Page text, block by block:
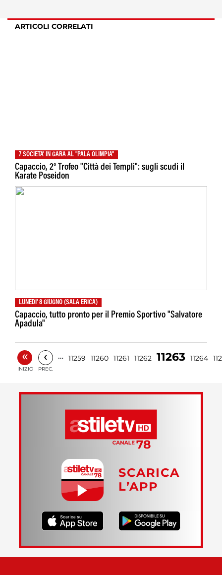
ARTICOLI CORRELATI
7 SOCIETA' IN GARA AL "PALA OLIMPIA"
Capaccio, 2° Trofeo "Città dei Templi": sugli scudi il
Karate Poseidon
LUNEDI' 8 GIUGNO (SALA ERICA)
Capaccio, tutto pronto per il Premio Sportivo "Salvatore
Apadula"
«
INIZIO
‹
PREC.
… 11259 11260 11261 11262 11263 11264
SCARICA
L’APP